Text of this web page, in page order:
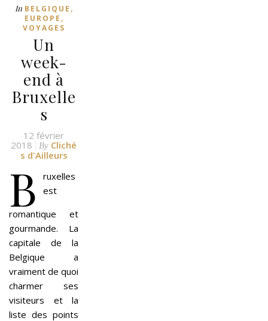
In BELGIQUE ,
EUROPE ,
VOYAGES
Un
week-
end à
Bruxelle
s
12 février
2018
By Cliché
s d'Ailleurs
B
ruxelles
est
romantique et
gourmande. La
capitale de la
Belgique a
vraiment de quoi
charmer ses
visiteurs et la
liste des points